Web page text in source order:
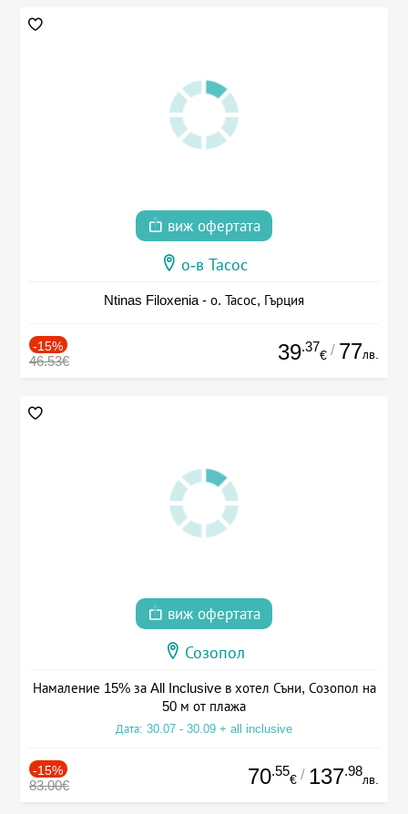
виж офертата
о-в Тасос
Ntinas Filoxenia - о. Тасос, Гърция
-15%
46.53€ 39.37
€ / 77лв.
виж офертата
Созопол
Намаление 15% за All Inclusive в хотел Съни, Созопол на
50 м от плажа
Дата: 30.07 - 30.09 + all inclusive
-15%
83.00€ 70.55
€ / 137.98
лв.